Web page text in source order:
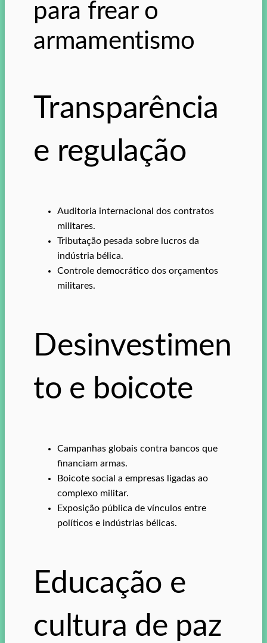
para frear o
armamentismo
Transparência
e regulação
Auditoria internacional dos contratos
militares.
Tributação pesada sobre lucros da
indústria bélica.
Controle democrático dos orçamentos
militares.
Desinvestimen
to e boicote
Campanhas globais contra bancos que
financiam armas.
Boicote social a empresas ligadas ao
complexo militar.
Exposição pública de vínculos entre
políticos e indústrias bélicas.
Educação e
cultura de paz